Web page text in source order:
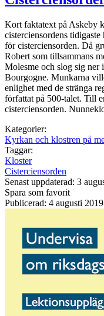
Kort faktatext på Askeby
cisterciensordens
för cisterciensorden. Då
Robert som tillsammans
Molesme och slog sig ner
Bourgogne. Munkarna
enlighet med de stränga
författat på 500-talet. Till
cisterciensorden.
Kategorier:
Kyrkan och klostren på
Taggar:
Kloster
Cisterciensorden
Senast uppdaterad: 3
Spara som favorit
Publicerad: 4 augusti 2019